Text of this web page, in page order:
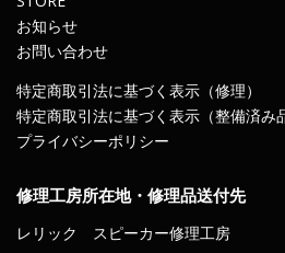
お知らせ
お問い合わせ
特定商取引法に基づく表示（修理）
特定商取引法に基づく表示（整備済み
プライバシーポリシー
修理工房所在地・修理品送付先
レリック スピーカー修理工房